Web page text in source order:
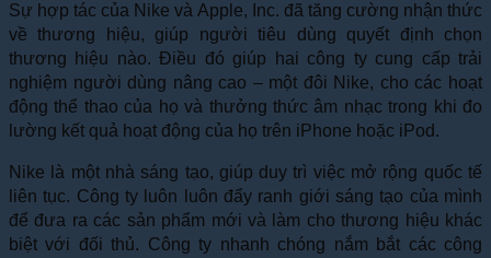
Sự hợp tác của Nike và Apple, Inc. đã tăng cường nhận thức
về thương hiệu, giúp người tiêu dùng quyết định chọn
thương hiệu nào. Điều đó giúp hai công ty cung cấp trải
nghiệm người dùng nâng cao – một đôi Nike, cho các hoạt
động thể thao của họ và thưởng thức âm nhạc trong khi đo
lường kết quả hoạt động của họ trên iPhone hoặc iPod.
Nike là một nhà sáng tạo, giúp duy trì việc mở rộng quốc tế
liên tục. Công ty luôn luôn đẩy ranh giới sáng tạo của mình
để đưa ra các sản phẩm mới và làm cho thương hiệu khác
biệt với đối thủ. Công ty nhanh chóng nắm bắt các công